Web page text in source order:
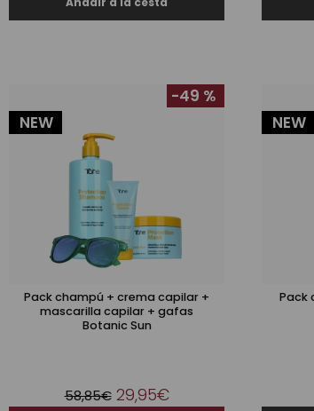
Pack champú + crema capilar +
mascarilla capilar + gafas
Botanic Sun
NEW
-49 %
58,85€ 29,95€
Pack
NEW